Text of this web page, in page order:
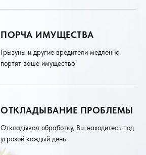
ПОРЧА ИМУЩЕСТВА
Грызуны и другие вредители медленно
портят ваше имущество
ОТКЛАДЫВАНИЕ ПРОБЛЕМЫ
Откладывая обработку, Вы находитесь под
угрозой каждый день